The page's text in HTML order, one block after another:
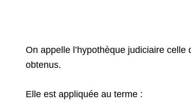
On appelle l’hypothèque judiciaire
obtenus.
Elle est appliquée au terme :